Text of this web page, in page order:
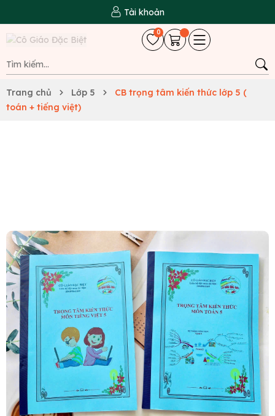
Tài khoản
0
Trang chủ Lớp 5
CB trọng tâm kiến thức lớp 5 (
toán + tiếng việt)